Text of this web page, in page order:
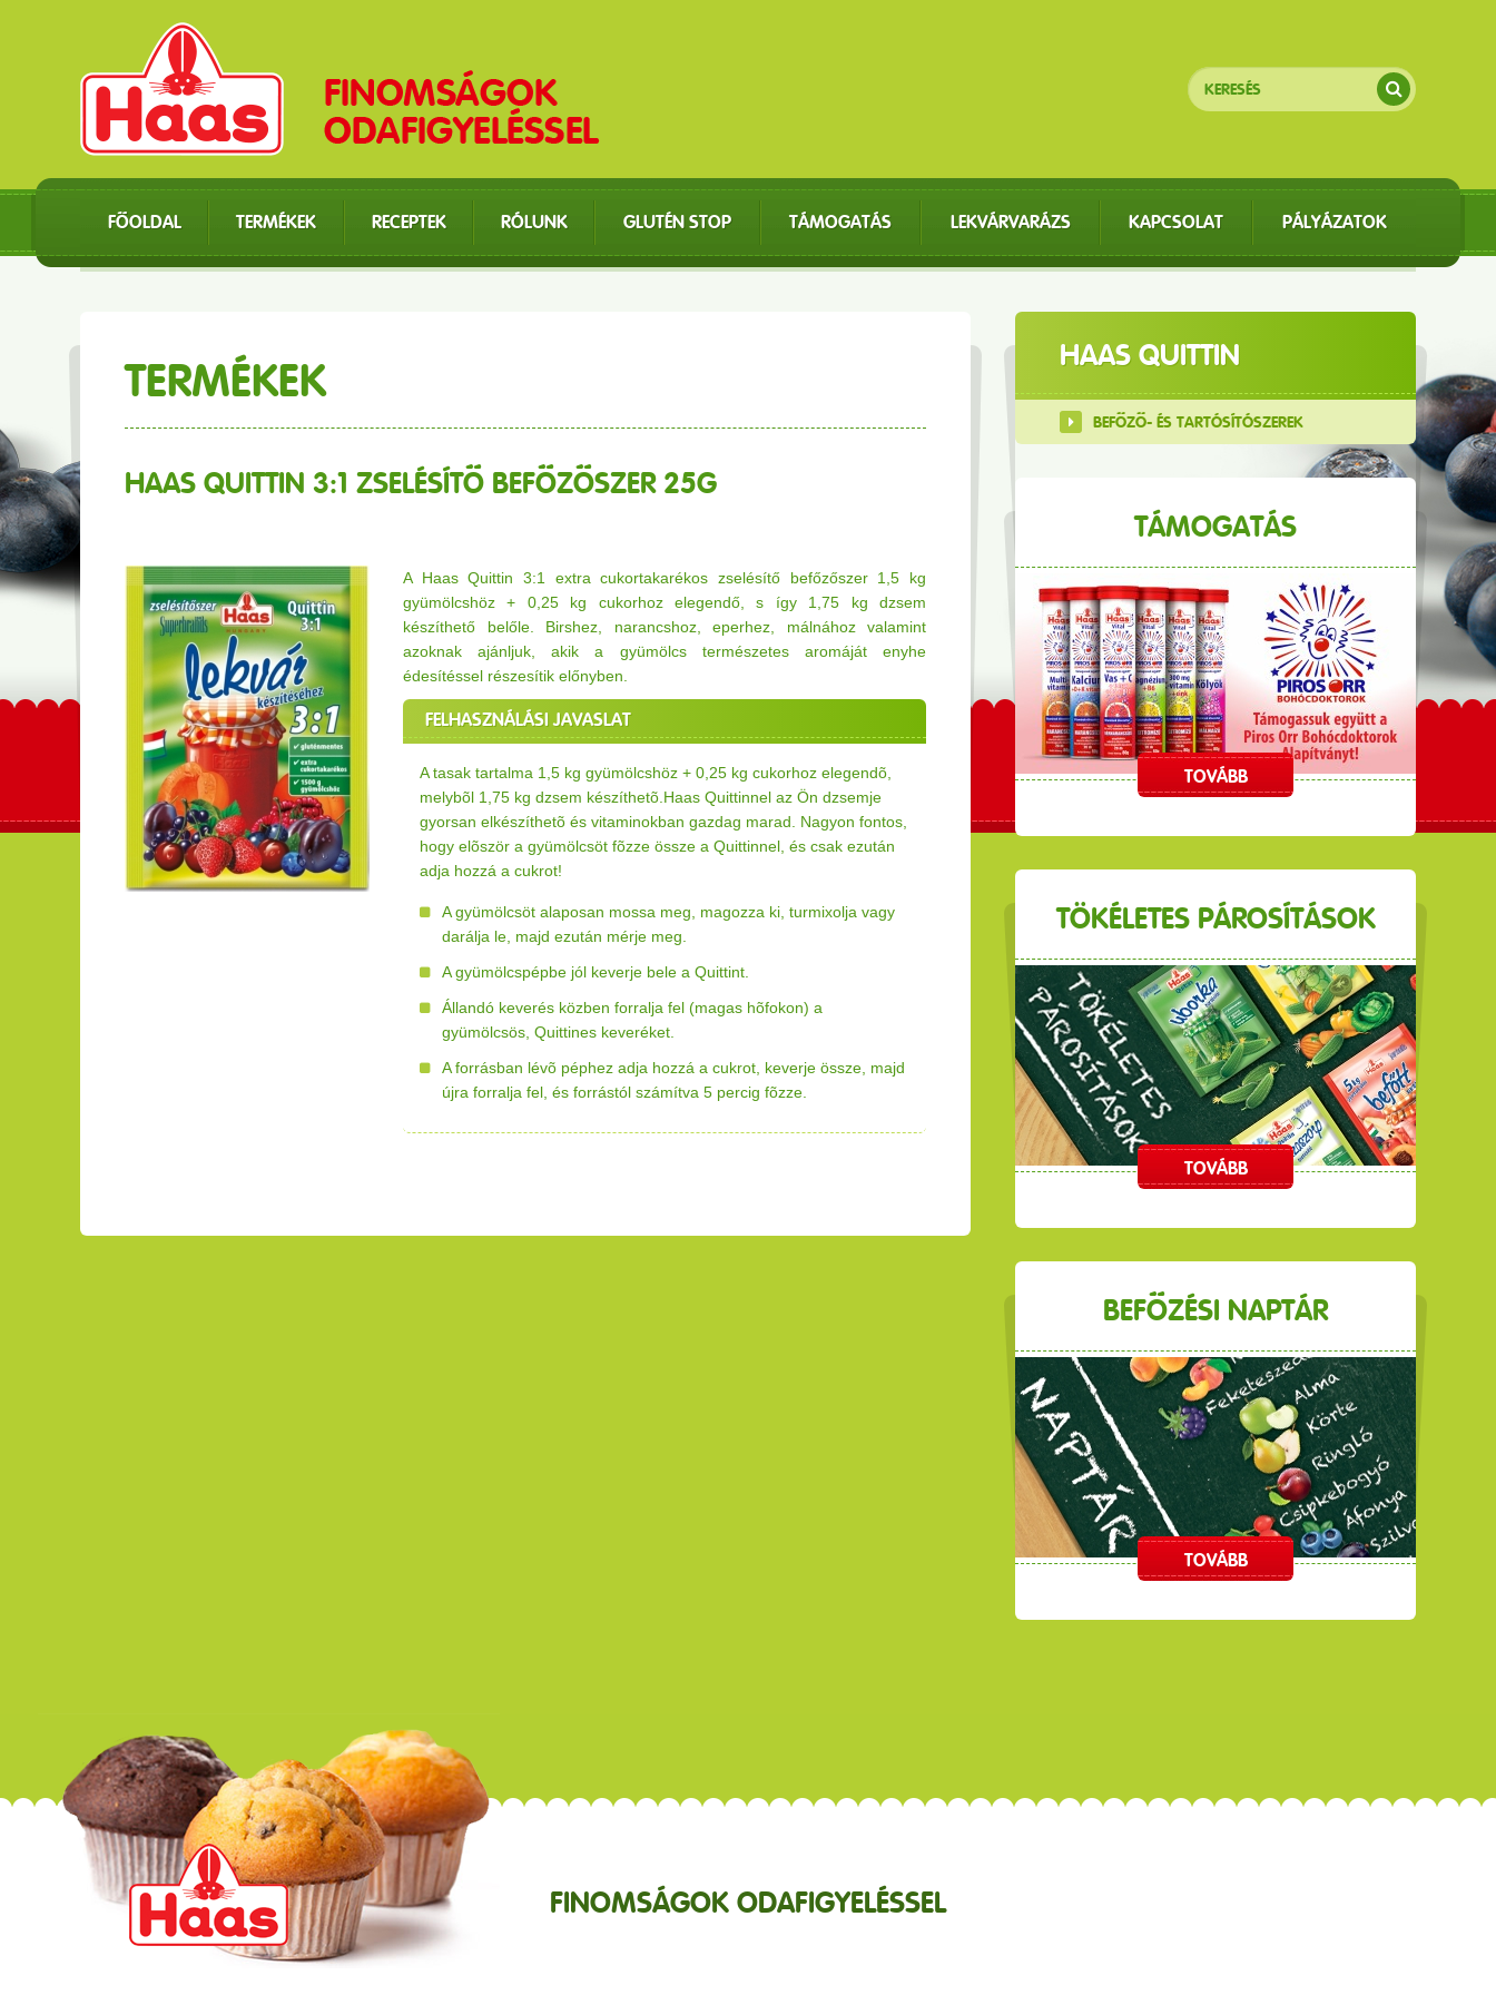
FŐOLDAL TERMÉKEK RECEPTEK RÓLUNK GLUTÉN STOP TÁMOGATÁS LEKVÁRVARÁZS KAPCSOLAT PÁLYÁZATOK
TERMÉKEK
HAAS QUITTIN 3:1 ZSELÉSÍTŐ BEFŐZŐSZER 25G
A Haas Quittin 3:1 extra cukortakarékos zselésítő befőzőszer 1,5 kg
gyümölcshöz + 0,25 kg cukorhoz elegendő, s így 1,75 kg dzsem
készíthető belőle. Birshez, narancshoz, eperhez, málnához valamint
azoknak ajánljuk, akik a gyümölcs természetes aromáját enyhe
édesítéssel részesítik előnyben.
FELHASZNÁLÁSI JAVASLAT
A tasak tartalma 1,5 kg gyümölcshöz + 0,25 kg cukorhoz elegendõ,
melybõl 1,75 kg dzsem készíthetõ.Haas Quittinnel az Ön dzsemje
gyorsan elkészíthetõ és vitaminokban gazdag marad. Nagyon fontos,
hogy elõször a gyümölcsöt fõzze össze a Quittinnel, és csak ezután
adja hozzá a cukrot!
A gyümölcsöt alaposan mossa meg, magozza ki, turmixolja vagy
darálja le, majd ezután mérje meg.
A gyümölcspépbe jól keverje bele a Quittint.
Állandó keverés közben forralja fel (magas hõfokon) a
gyümölcsös, Quittines keveréket.
A forrásban lévõ péphez adja hozzá a cukrot, keverje össze, majd
újra forralja fel, és forrástól számítva 5 percig fõzze.
HAAS QUITTIN
BEFŐZŐ- ÉS TARTÓSÍTÓSZEREK
TÁMOGATÁS
TOVÁBB
TÖKÉLETES PÁROSÍTÁSOK
TOVÁBB
BEFŐZÉSI NAPTÁR
TOVÁBB
FINOMSÁGOK ODAFIGYELÉSSEL